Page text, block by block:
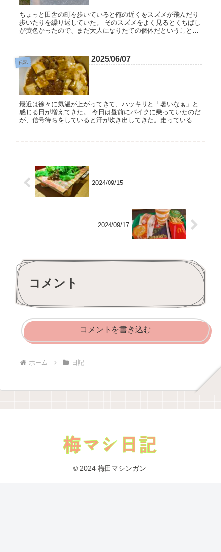
ちょっと田舎の町を歩いていると俺の近くをスズメが飛んだり
歩いたりを繰り返していた。 そのスズメをよく見るとくちばし
が黄色かったので、まだ大人になりたての個体だということが
日記 2025/06/07
最近は徐々に気温が上がってきて、ハッキリと「暑いなぁ」と
感じる日が増えてきた。 今日は昼前にバイクに乗っていたのだ
が、信号待ちをしていると汗が吹き出してきた。走っている時
2024/09/15
2024/09/17
コメント
コメントを書き込む
ホーム 日記
© 2024 梅田マシンガン.